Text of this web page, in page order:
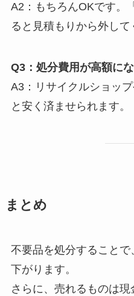
A2：もちろんOKです。
ると見積もりから外して
Q3：処分費用が高額に
A3：リサイクルショッ
と安く済ませられます。
まとめ
不要品を処分すること
下がります。
さらに、売れるものは